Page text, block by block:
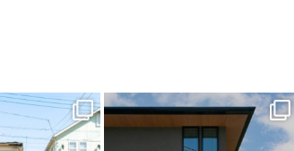
0
land_garden
18 0